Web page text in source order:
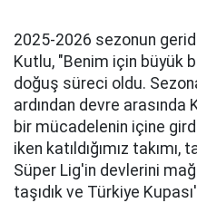
2025-2026 sezonun
Kutlu, "Benim için büyük
doğuş süreci oldu.
ardından devre
bir mücadelenin içine
iken katıldığımız
Süper Lig'in devlerini
taşıdık ve Türkiye